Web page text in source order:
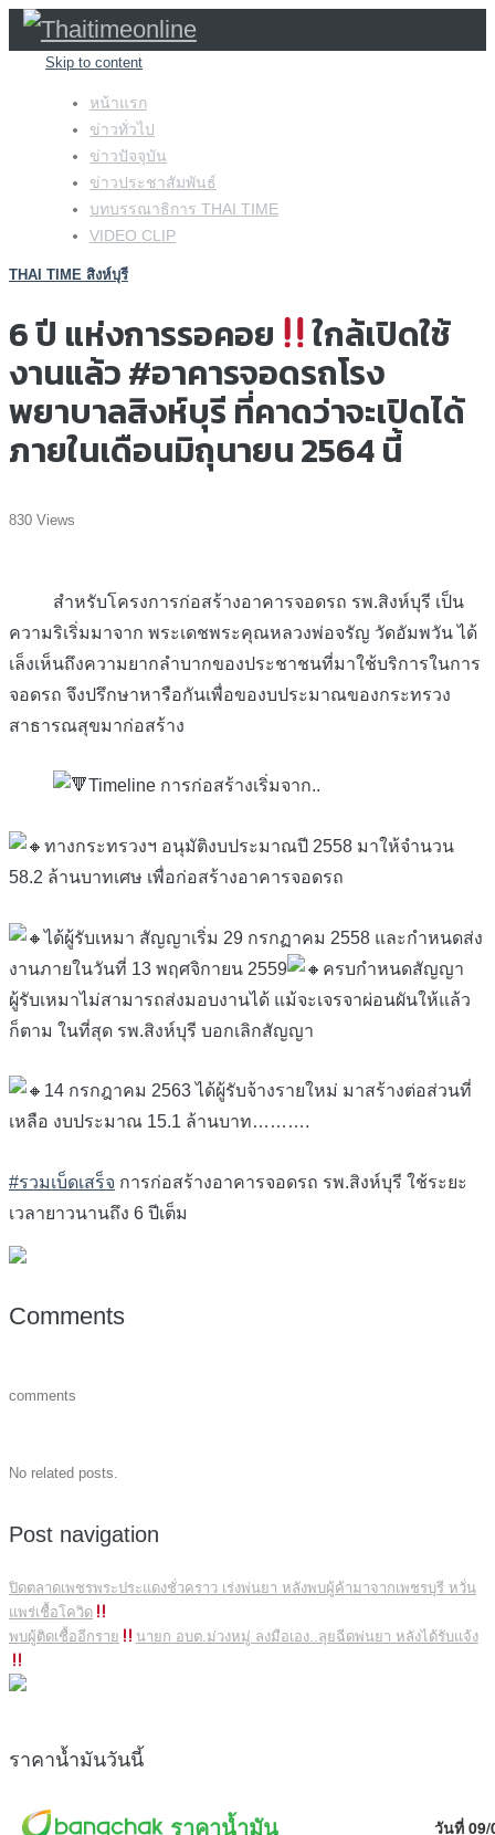
Skip to content
หน้าแรก
ข่าวทั่วไป
ข่าวปัจจุบัน
ข่าวประชาสัมพันธ์
บทบรรณาธิการ THAI TIME
VIDEO CLIP
THAI TIME สิงห์บุรี
6 ปี แห่งการรอคอย ใกล้เปิดใช้
งานแล้ว #อาคารจอดรถโรง
พยาบาลสิงห์บุรี ที่คาดว่าจะเปิดได้
ภายในเดือนมิถุนายน 2564 นี้
830 Views
สำหรับโครงการก่อสร้างอาคารจอดรถ รพ.สิงห์บุรี เป็น
ความริเริ่มมาจาก พระเดชพระคุณหลวงพ่อจรัญ วัดอัมพวัน ได้
เล็งเห็นถึงความยากลำบากของประชาชนที่มาใช้บริการในการ
จอดรถ จึงปรึกษาหารือกันเพื่อของบประมาณของกระทรวง
สาธารณสุขมาก่อสร้าง
Timeline การก่อสร้างเริ่มจาก..
ทางกระทรวงฯ อนุมัติงบประมาณปี 2558 มาให้จำนวน
58.2 ล้านบาทเศษ เพื่อก่อสร้างอาคารจอดรถ
ได้ผู้รับเหมา สัญญาเริ่ม 29 กรกฏาคม 2558 และกำหนดส่ง
งานภายในวันที่ 13 พฤศจิกายน 2559
ครบกำหนดสัญญา
ผู้รับเหมาไม่สามารถส่งมอบงานได้ แม้จะเจรจาผ่อนผันให้แล้ว
ก็ตาม ในที่สุด รพ.สิงห์บุรี บอกเลิกสัญญา
14 กรกฎาคม 2563 ได้ผู้รับจ้างรายใหม่ มาสร้างต่อส่วนที่
เหลือ งบประมาณ 15.1 ล้านบาท……….
#รวมเบ็ดเสร็จ การก่อสร้างอาคารจอดรถ รพ.สิงห์บุรี ใช้ระยะ
เวลายาวนานถึง 6 ปีเต็ม
Comments
comments
No related posts.
Post navigation
ปิดตลาดเพชรพระประแดงชั่วคราว เร่งพ่นยา หลังพบผู้ค้ามาจากเพชรบุรี หวั่น
แพร่เชื้อโควิด
พบผู้ติดเชื้ออีกราย
นายก อบต.ม่วงหมู่ ลงมือเอง..ลุยฉีดพ่นยา หลังได้รับแจ้ง
ราคาน้ำมันวันนี้